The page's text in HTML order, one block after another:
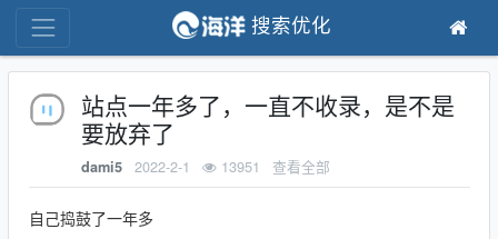
搜索优化
站点一年多了，一直不收录，是不是
要放弃了
dami5 2022-2-1 13951 查看全部
自己捣鼓了一年多